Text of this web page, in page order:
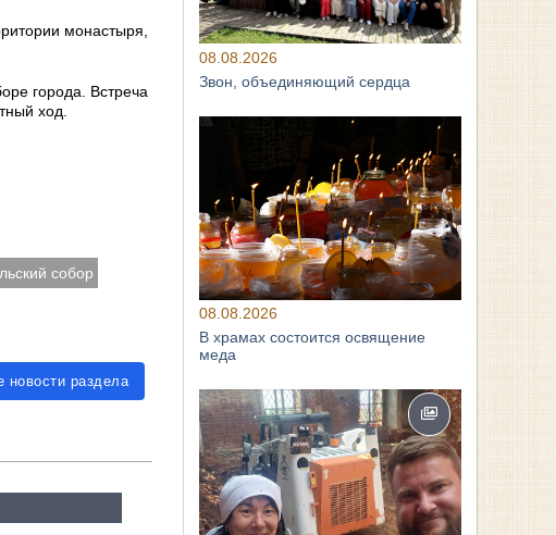
монастыря,
города. Встреча
ход.
собор
новости раздела
08.08.2026
Звон, объединяющий сердца
08.08.2026
В храмах состоится освящение
меда